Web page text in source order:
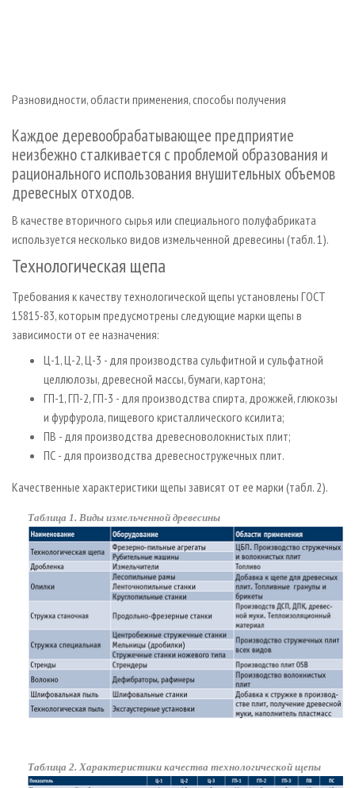
ЦБП
ИНСТРУМЕНТ И МАТЕРИАЛЫ
ПРИОРИТЕТНЫЕ ИНВЕСТПРОЕКТЫ
ГАЗЕТА ЛЕСПРОМФОРУМ
БИБЛИОТЕКА СПЕЦИАЛИСТА
Разновидности, области применения, способы получения
Каждое деревообрабатывающее предприятие
неизбежно сталкивается с проблемой образования и
рационального использования внушительных объемов
древесных отходов.
В качестве вторичного сырья или специального полуфабриката
используется несколько видов измельченной древесины (табл. 1).
Технологическая щепа
Требования к качеству технологической щепы установлены ГОСТ
15815­-83, которым предусмотрены следующие марки щепы в
зависимости от ее назначения:
Ц­-1, Ц­-2, Ц­-3 - для производства сульфитной и сульфатной
целлюлозы, древесной массы, бумаги, картона;
ГП­-1, ГП­-2, ГП­-3 - для производства спирта, дрожжей, глюкозы
и фурфурола, пищевого кристаллического ксилита;
ПВ - для производства древесноволокнистых плит;
ПС - для производства древесностружечных плит.
Качественные характеристики щепы зависят от ее марки (табл. 2).
Таблица 1. Виды измельченной древесины
Таблица 2. Характеристики качества технологической щепы